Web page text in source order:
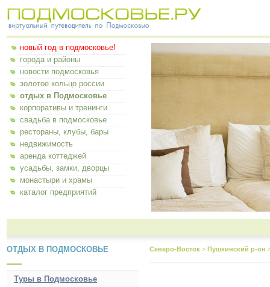
новый год в подмосковье!
города и районы
новости подмосковья
золотое кольцо россии
отдых в Подмосковье
корпоративы и тренинги
свадьба в подмосковье
рестораны, клубы, бары
недвижимость
аренда коттеджей
усадьбы, замки, дворцы
монастыри и храмы
каталог предприятий
ОТДЫХ В ПОДМОСКОВЬЕ
Туры в Подмосковье
Северо-Восток > Пушкинский р-он